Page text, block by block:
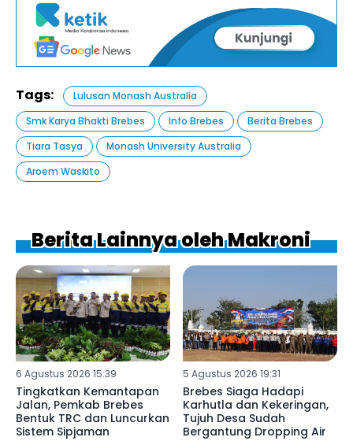
Tags:
Lulusan Monash Australia
Smk Karya Bhakti Brebes
Info Brebes
Berita Brebes
Tiara Tasya
Monash University Australia
Aroem Waskito
Berita Lainnya oleh Makroni
6 Agustus 2026 15:39
Tingkatkan Kemantapan
Jalan, Pemkab Brebes
Bentuk TRC dan Luncurkan
Sistem Sipjaman
5 Agustus 2026 19:31
Brebes Siaga Hadapi
Karhutla dan Kekeringan,
Tujuh Desa Sudah
Bergantung Dropping Air